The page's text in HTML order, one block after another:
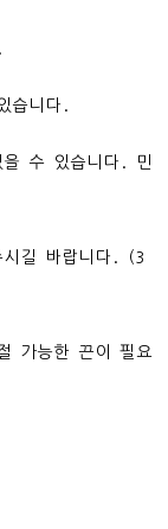
습니다.
을 수 있습니다. 민
시길 바랍니다. (3
가능한 끈이 필요